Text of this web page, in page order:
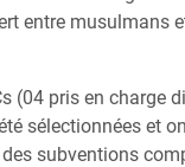
entre musulmans
(04 pris en charge
sélectionnées et
subventions